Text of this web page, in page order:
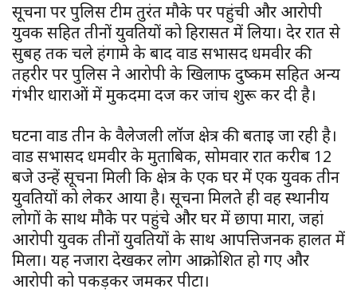
सूचना पर पुलिस टीम तुरंत मौके पर पहुंची और आरोपी
युवक सहित तीनों युवतियों को हिरासत में लिया। देर रात से
सुबह तक चले हंगामे के बाद वार्ड सभासद धर्मवीर की
तहरीर पर पुलिस ने आरोपी के खिलाफ दुष्कर्म सहित अन्य
गंभीर धाराओं में मुकदमा दर्ज कर जांच शुरू कर दी है।
घटना वार्ड तीन के वैलेजली लॉज क्षेत्र की बताई जा रही है।
वार्ड सभासद धर्मवीर के मुताबिक, सोमवार रात करीब 12
बजे उन्हें सूचना मिली कि क्षेत्र के एक घर में एक युवक तीन
युवतियों को लेकर आया है। सूचना मिलते ही वह स्थानीय
लोगों के साथ मौके पर पहुंचे और घर में छापा मारा, जहां
आरोपी युवक तीनों युवतियों के साथ आपत्तिजनक हालत में
मिला। यह नजारा देखकर लोग आक्रोशित हो गए और
आरोपी को पकड़कर जमकर पीटा।